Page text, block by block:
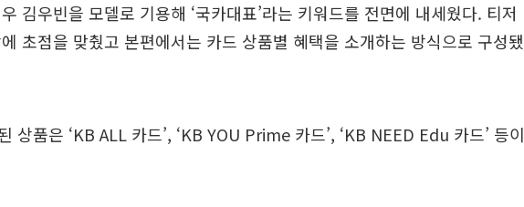
김우빈을 모델로 기용해 ‘국카대표’라는 키워드를 전면에 내세웠다. 티저
초점을 맞췄고 본편에서는 카드 상품별 혜택을 소개하는 방식으로 구성됐
상품은 ‘KB ALL 카드’, ‘KB YOU Prime 카드’, ‘KB NEED Edu 카드’ 등이